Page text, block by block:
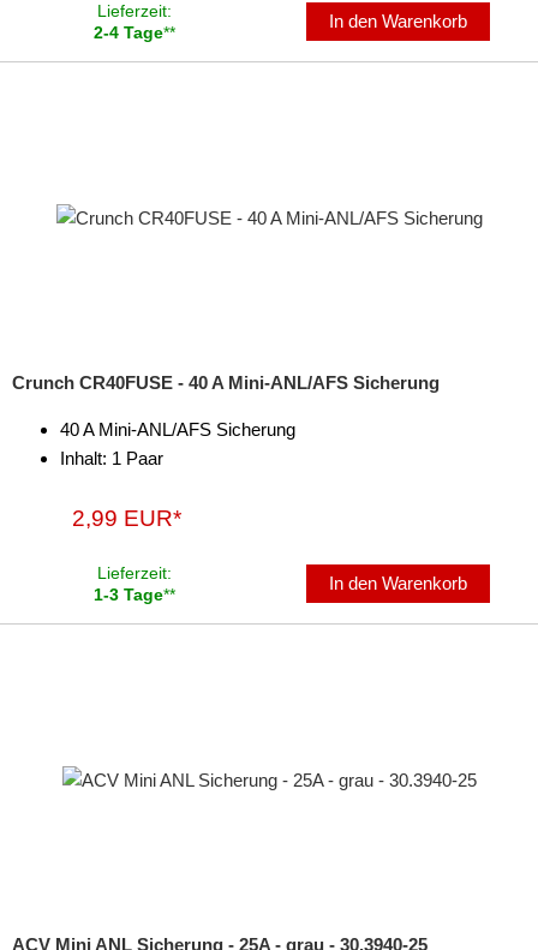
Lieferzeit:
2-4 Tage**
In den Warenkorb
Crunch CR40FUSE - 40 A Mini-ANL/AFS Sicherung
40 A Mini-ANL/AFS Sicherung
Inhalt: 1 Paar
2,99 EUR*
Lieferzeit:
1-3 Tage**
In den Warenkorb
ACV Mini ANL Sicherung - 25A - grau - 30.3940-25